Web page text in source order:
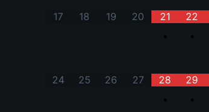
17 18 19 20
21
•
22
•
24 25 26 27
28
•
29
•